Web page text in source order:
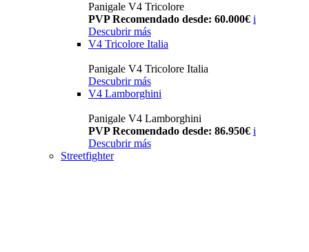
Panigale V4 Tricolore
PVP Recomendado desde: 60.000€ i
Descubrir más
V4 Tricolore Italia
Panigale V4 Tricolore Italia
Descubrir más
V4 Lamborghini
Panigale V4 Lamborghini
PVP Recomendado desde: 86.950€ i
Descubrir más
Streetfighter